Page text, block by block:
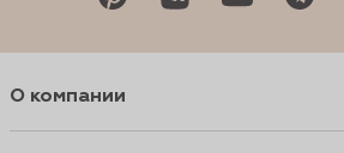
О компании